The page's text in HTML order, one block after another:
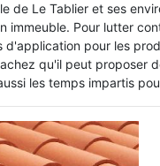
de Le Tablier et ses
immeuble. Pour lutter
d'application pour les
qu'il peut proposer
les temps impartis